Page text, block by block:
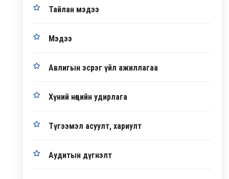
Тайлан мэдээ
Мэдээ
Авлигын эсрэг үйл ажиллагаа
Хүний нөөцийн удирлага
Түгээмэл асуулт, хариулт
Аудитын дүгнэлт